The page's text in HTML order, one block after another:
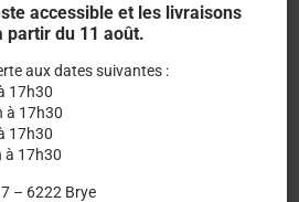
!
accessible et les livraisons
partir du 11 août.
aux dates suivantes :
17h30
à 17h30
17h30
à 17h30
– 6222 Brye